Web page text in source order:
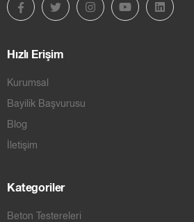
Hızlı Erişim
Kurumsal
Bayilik Başvurusu
Blog
İletişim
Kategoriler
Beton Testereleri